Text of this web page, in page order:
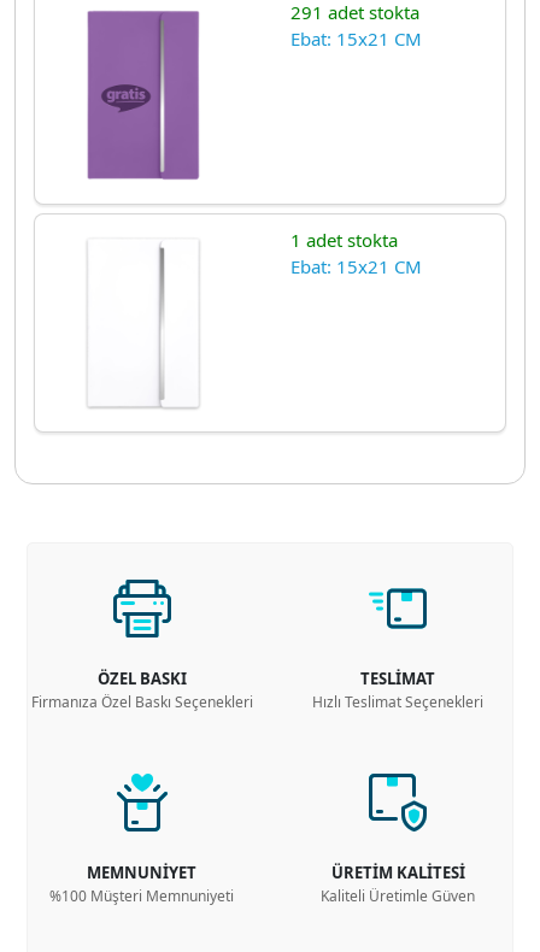
291 adet stokta
Ebat: 15x21 CM
1 adet stokta
Ebat: 15x21 CM
ÖZEL BASKI
Firmanıza Özel Baskı Seçenekleri
TESLİMAT
Hızlı Teslimat Seçenekleri
MEMNUNİYET
%100 Müşteri Memnuniyeti
ÜRETİM KALİTESİ
Kaliteli Üretimle Güven